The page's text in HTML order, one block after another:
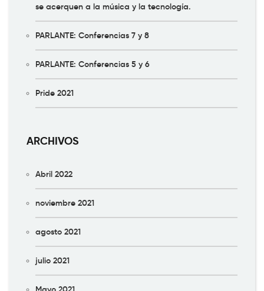
se acerquen a la música y la tecnología.
PARLANTE: Conferencias 7 y 8
PARLANTE: Conferencias 5 y 6
Pride 2021
ARCHIVOS
Abril 2022
noviembre 2021
agosto 2021
julio 2021